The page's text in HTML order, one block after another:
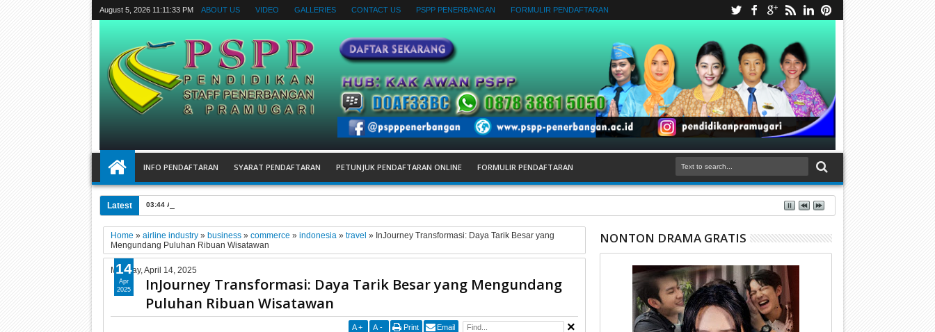
August 5, 2026 11:11:34 PM ABOUT US VIDEO GALLERIES CONTACT US PSPP PENERBANGAN FORMULIR PENDAFTARAN
INFO PENDAFTARAN SYARAT PENDAFTARAN PETUNJUK PENDAFTARAN ONLINE FORMULIR PENDAFTARAN
Latest 03:44 AM
Home » airline industry» business» commerce » indonesia» travel » InJourney Transformasi: Daya Tarik Besar yang
Mengundang Puluhan Ribuan Wisatawan
Monday, April 14, 2025
InJourney Transformasi: Daya Tarik Besar yang Mengundang
Puluhan Ribuan Wisatawan
A + A - Print Email
14
Apr
2025
NONTON DRAMA GRATIS